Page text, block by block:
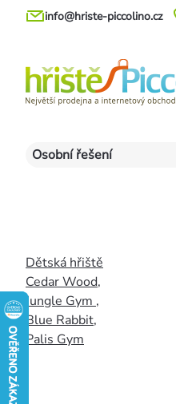
Přejít
info@hriste-piccolino.cz
Osobní řešení
Dětská hřiště
Cedar Wood,
Jungle Gym ,
Blue Rabbit,
Palis Gym